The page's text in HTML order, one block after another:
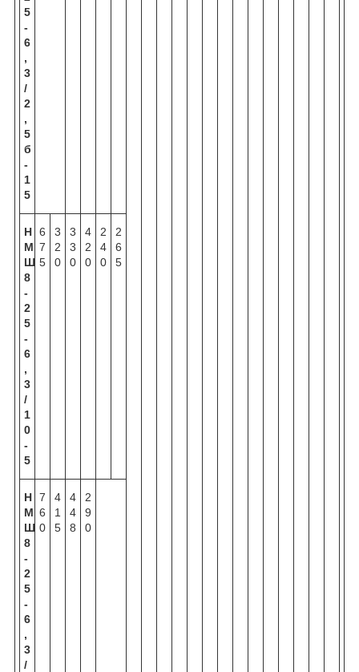
5
-
6
,
3
/
2
,
5
б
-
1
5
Н
М
Ш
8
-
2
5
-
6
,
3
/
1
0
-
5
6
7
5
3
2
0
3
3
0
4
2
0
2
4
0
2
6
5
Н
М
Ш
8
-
2
5
-
6
,
3
/
7
6
0
4
1
5
4
4
8
2
9
0